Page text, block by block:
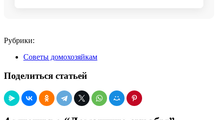
Рубрики:
Советы домохозяйкам
Поделиться статьей